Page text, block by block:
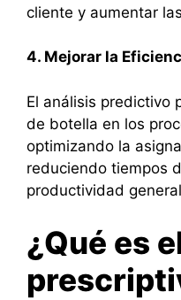
cliente y aumentar
4. Mejorar la
El análisis predictivo
de botella en los
optimizando la
reduciendo tiempos
productividad
¿Qué es